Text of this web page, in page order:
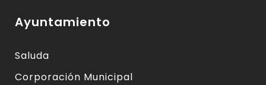
Ayuntamiento
Saluda
Corporación Municipal